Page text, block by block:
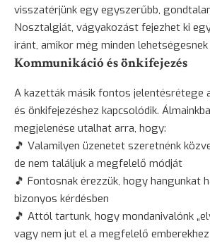
visszatérjünk egy egyszerűbb,
Nosztalgiát, vágyakozást fejezhet ki
iránt, amikor még minden
Kommunikáció és önkifejezés
A kazetták másik fontos jelentésrétege
és önkifejezéshez kapcsolódik.
megjelenése utalhat arra, hogy:
🎵 Valamilyen üzenetet szeretnénk
de nem találjuk a megfelelő módját
🎵 Fontosnak érezzük, hogy hangunkat
bizonyos kérdésben
🎵 Attól tartunk, hogy mondanivalónk
vagy nem jut el a megfelelő emberekhez